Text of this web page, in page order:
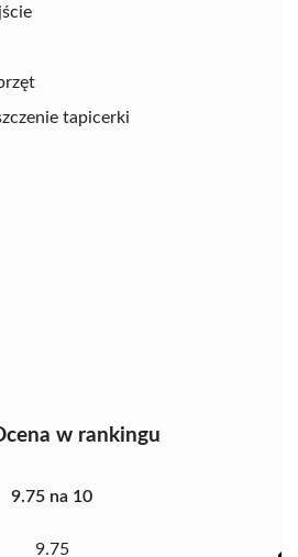
tapicerki
w rankingu
9.75 na 10
9.75